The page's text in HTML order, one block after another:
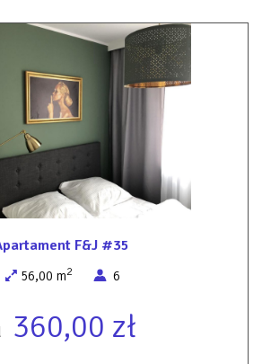
F&J #35
56,00 m2 6
360,00 zł